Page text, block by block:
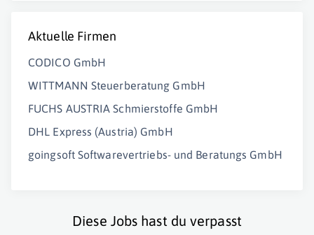
Aktuelle Firmen
CODICO GmbH
WITTMANN Steuerberatung GmbH
FUCHS AUSTRIA Schmierstoffe GmbH
DHL Express (Austria) GmbH
goingsoft Softwarevertriebs- und Beratungs GmbH
Diese Jobs hast du verpasst